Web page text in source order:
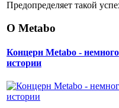
Предопределяет такой
О Metabo
Концерн Metabo - немного
истории